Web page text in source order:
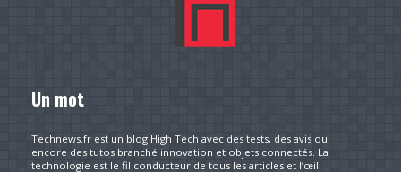
Un mot
Technews.fr est un blog High Tech avec des tests, des avis ou
encore des tutos branché innovation et objets connectés. La
technologie est le fil conducteur de tous les articles et l’œil